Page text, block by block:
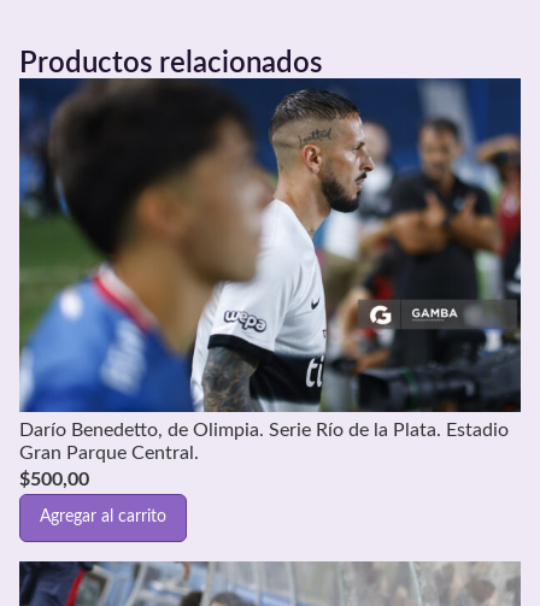
Productos relacionados
Darío Benedetto, de Olimpia. Serie Río de la Plata. Estadio
Gran Parque Central.
$500,00
Agregar al carrito